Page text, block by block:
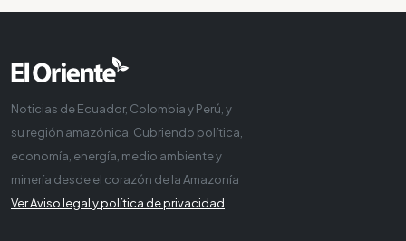
Noticias de Ecuador, Colombia y Perú, y
su región amazónica. Cubriendo política,
economía, energía, medio ambiente y
minería desde el corazón de la Amazonía
Ver Aviso legal y política de privacidad